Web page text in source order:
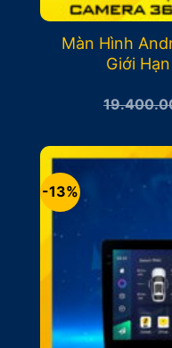
Màn Hình
Giới
-13%